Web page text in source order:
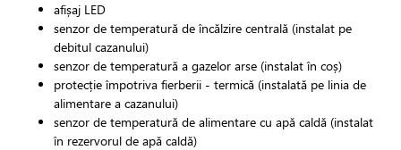
afișaj LED
senzor de temperatură de încălzire centrală (instalat pe
debitul cazanului)
senzor de temperatură a gazelor arse (instalat în coș)
protecție împotriva fierberii - termică (instalată pe linia de
alimentare a cazanului)
senzor de temperatură de alimentare cu apă caldă (instalat
în rezervorul de apă caldă)